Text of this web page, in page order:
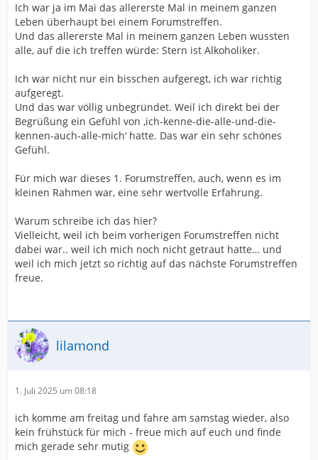
Ich war ja im Mai das allererste Mal in meinem ganzen
Leben überhaupt bei einem Forumstreffen.
Und das allererste Mal in meinem ganzen Leben wussten
alle, auf die ich treffen würde: Stern ist Alkoholiker.
Ich war nicht nur ein bisschen aufgeregt, ich war richtig
aufgeregt.
Und das war völlig unbegründet. Weil ich direkt bei der
Begrüßung ein Gefühl von ‚ich-kenne-die-alle-und-die-
kennen-auch-alle-mich‘ hatte. Das war ein sehr schönes
Gefühl.
Für mich war dieses 1. Forumstreffen, auch, wenn es im
kleinen Rahmen war, eine sehr wertvolle Erfahrung.
Warum schreibe ich das hier?
Vielleicht, weil ich beim vorherigen Forumstreffen nicht
dabei war.. weil ich mich noch nicht getraut hatte… und
weil ich mich jetzt so richtig auf das nächste Forumstreffen
freue.
lilamond
1. Juli 2025 um 08:18
ich komme am freitag und fahre am samstag wieder, also
kein frühstück für mich - freue mich auf euch und finde
mich gerade sehr mutig